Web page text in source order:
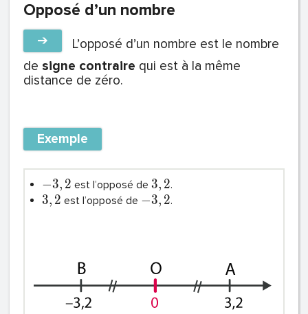
Opposé d’un nombre
➔
L’opposé d’un nombre est le nombre
de signe contraire qui est à la même
distance de zéro.
Exemple
−3, 2 est l’opposé de 3, 2.
3, 2 est l’opposé de −3, 2.